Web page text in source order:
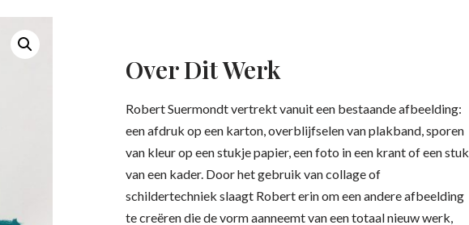
Over Dit Werk
Robert Suermondt vertrekt vanuit een bestaande afbeelding:
een afdruk op een karton, overblijfselen van plakband, sporen
van kleur op een stukje papier, een foto in een krant of een stuk
van een kader. Door het gebruik van collage of
schildertechniek slaagt Robert erin om een andere afbeelding
te creëren die de vorm aanneemt van een totaal nieuw werk,